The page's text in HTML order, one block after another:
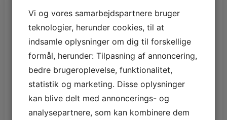
januar 2022
december 2021
november 2021
september 2021
Vi og vores samarbejdspartnere bruger
teknologier, herunder cookies, til at
indsamle oplysninger om dig til forskellige
formål, herunder: Tilpasning af annoncering,
bedre brugeroplevelse, funktionalitet,
statistik og marketing. Disse oplysninger
kan blive delt med annoncerings- og
analysepartnere, som kan kombinere dem